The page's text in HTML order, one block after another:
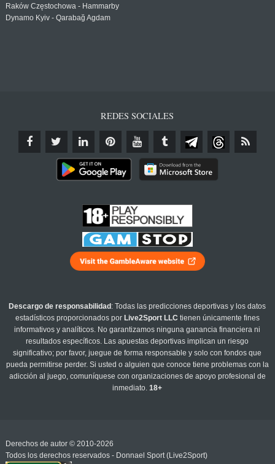
Raków Częstochowa - Hammarby
Dynamo Kyiv - Qarabağ Agdam
REDES SOCIALES
Descargo de responsabilidad : Todas las predicciones deportivas y los datos
estadísticos proporcionados por Live2Sport LLC tienen únicamente fines
informativos y analíticos. No garantizamos ninguna ganancia financiera ni
resultados específicos. Las apuestas deportivas implican un riesgo
significativo; por favor, juegue de forma responsable y solo con fondos que
pueda permitirse perder. Si usted o alguien que conoce tiene problemas con la
adicción al juego, comuníquese con organizaciones de apoyo profesional de
inmediato.18+
Derechos de autor © 2010-2026
Todos los derechos reservados - Donnael Sport (Live2Sport)